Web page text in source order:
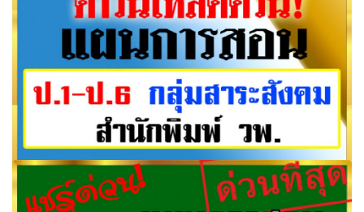
แผนการสอนของ วพ. กลุ่มสาระสังคม วพ ป.1-ม.6